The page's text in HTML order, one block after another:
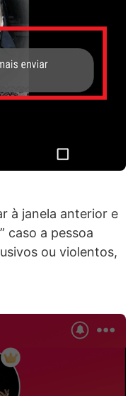
à janela anterior e
caso a pessoa
ou violentos,